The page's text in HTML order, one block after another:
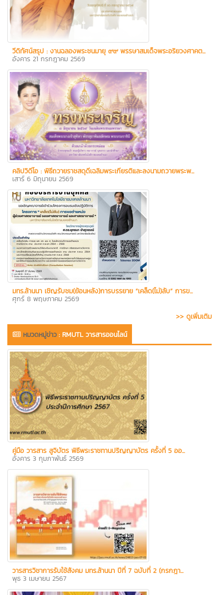
วีดิทัศน์สรุป : งานฉลองพระชนมายุ ๙๙ พรรษาสมเด็จพระอริยวงศาคต...
อังคาร 21 กรกฎาคม 2569
คลิปวิดีโอ : พิธีถวายราชสดุดีเฉลิมพระเกียรติและลงนามถวายพระพ...
เสาร์ 6 มิถุนายน 2569
มทร.ล้านนา เชิญรับชม(ย้อนหลัง)การบรรยาย “เคล็ด(ไม่)ลับ” การข...
ศุกร์ 8 พฤษภาคม 2569
>> ดูเพิ่มเติม
หมวดหมู่ข่าว: RMUTL วารสารออนไลน์
คู่มือ วารสาร สูจิบัตร พิธีพระราชทานปริญญาบัตร ครั้งที่ 5 ออ...
อังคาร 3 กุมภาพันธ์ 2569
วารสารวิชาการรับใช้สังคม มทร.ล้านนา ปีที่ 7 ฉบับที่ 2 (กรกฎา...
พุธ 3 เมษายน 2567